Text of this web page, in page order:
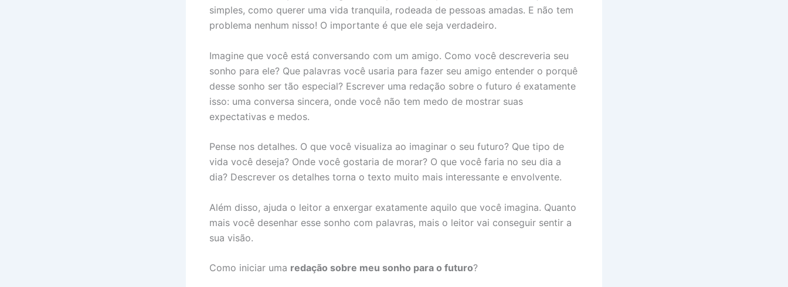
simples, como querer uma vida tranquila, rodeada de pessoas amadas. E não tem
problema nenhum nisso! O importante é que ele seja verdadeiro.
Imagine que você está conversando com um amigo. Como você descreveria seu
sonho para ele? Que palavras você usaria para fazer seu amigo entender o porquê
desse sonho ser tão especial? Escrever uma redação sobre o futuro é exatamente
isso: uma conversa sincera, onde você não tem medo de mostrar suas
expectativas e medos.
Pense nos detalhes. O que você visualiza ao imaginar o seu futuro? Que tipo de
vida você deseja? Onde você gostaria de morar? O que você faria no seu dia a
dia? Descrever os detalhes torna o texto muito mais interessante e envolvente.
Além disso, ajuda o leitor a enxergar exatamente aquilo que você imagina. Quanto
mais você desenhar esse sonho com palavras, mais o leitor vai conseguir sentir a
sua visão.
Como iniciar uma redação sobre meu sonho para o futuro?